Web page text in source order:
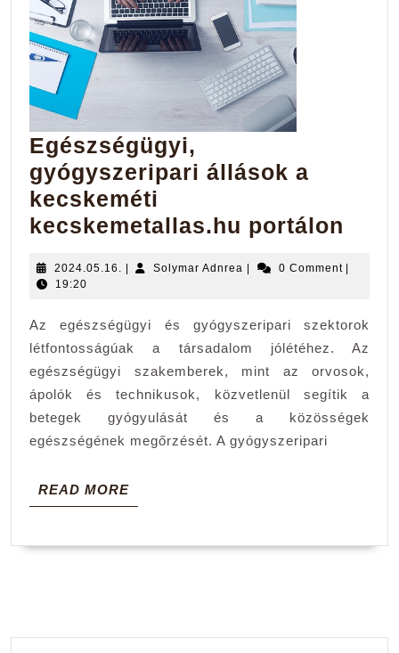
Egészségügyi,
gyógyszeripari állások a
kecskeméti
kecskemetallas.hu portálon
2024.05.16. 2024.05.16.
Solymar Adnrea Solymar0 Comment
19:20
Az egészségügyi és gyógyszeripari szektorok
létfontosságúak a társadalom jólétéhez. Az
egészségügyi szakemberek, mint az orvosok,
ápolók és technikusok, közvetlenül segítik a
betegek gyógyulását és a közösségek
egészségének megőrzését. A gyógyszeripari
READ MOREREAD
MORE